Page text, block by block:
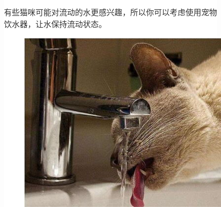
有些猫咪可能对流动的水更感兴趣，所以你可以考虑使用宠物
饮水器，让水保持流动状态。